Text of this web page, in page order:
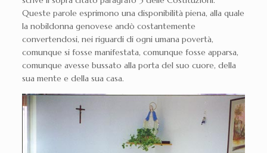
Queste parole esprimono una disponibilità piena, alla quale
la nobildonna genovese andò costantemente
convertendosi, nei riguardi di ogni umana povertà,
comunque si fosse manifestata, comunque fosse apparsa,
comunque avesse bussato alla porta del suo cuore, della
sua mente e della sua casa.